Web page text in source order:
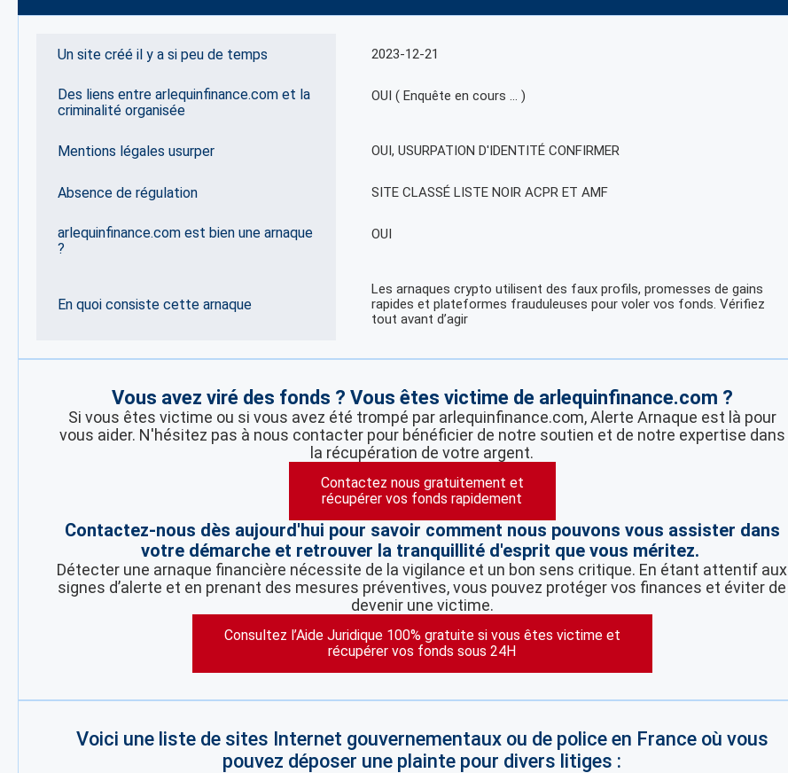
Un site créé il y a si peu de temps 2023-12-21
Des liens entre arlequinfinance.com et la
criminalité organisée
OUI ( Enquête en cours … )
Mentions légales usurper OUI, USURPATION D'IDENTITÉ CONFIRMER
Absence de régulation SITE CLASSÉ LISTE NOIR ACPR ET AMF
arlequinfinance.com est bien une arnaque
?
OUI
En quoi consiste cette arnaque
Les arnaques crypto utilisent des faux profils, promesses de gains
rapides et plateformes frauduleuses pour voler vos fonds. Vérifiez
tout avant d’agir
Vous avez viré des fonds ? Vous êtes victime de arlequinfinance.com ?
Si vous êtes victime ou si vous avez été trompé par arlequinfinance.com, Alerte Arnaque est là pour
vous aider. N'hésitez pas à nous contacter pour bénéficier de notre soutien et de notre expertise dans
la récupération de votre argent.
Contactez nous gratuitement et
récupérer vos fonds rapidement
Contactez-nous dès aujourd'hui pour savoir comment nous pouvons vous assister dans
votre démarche et retrouver la tranquillité d'esprit que vous méritez.
Détecter une arnaque financière nécessite de la vigilance et un bon sens critique. En étant attentif aux
signes d’alerte et en prenant des mesures préventives, vous pouvez protéger vos finances et éviter de
devenir une victime.
Consultez l’Aide Juridique 100% gratuite si vous êtes victime et
récupérer vos fonds sous 24H
Voici une liste de sites Internet gouvernementaux ou de police en France où vous
pouvez déposer une plainte pour divers litiges :